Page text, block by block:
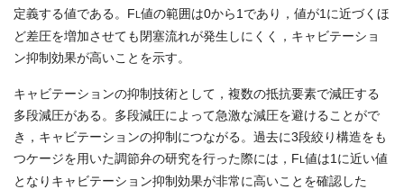
定義する値である。FL 値の範囲は0から1であり，値が1に近づくほ
ど差圧を増加させても閉塞流れが発生しにくく，キャビテーショ
ン抑制効果が高いことを示す。
キャビテーションの抑制技術として，複数の抵抗要素で減圧する
多段減圧がある。多段減圧によって急激な減圧を避けることがで
き，キャビテーションの抑制につながる。過去に3段絞り構造をも
つケージを用いた調節弁の研究を行った際には，FL 値は1に近い値
となりキャビテーション抑制効果が非常に高いことを確認した